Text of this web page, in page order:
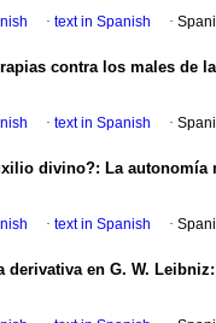
· text in Spanish ·
contra los males de
· text in Spanish ·
divino?: La autonomía
· text in Spanish ·
derivativa en G. W. Leibniz